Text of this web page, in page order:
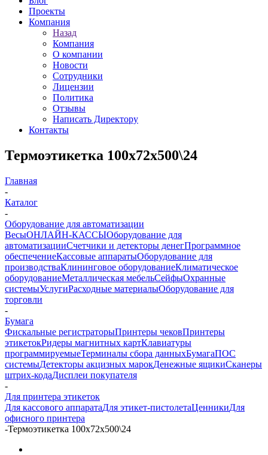
Проекты
Компания
Назад
Компания
О компании
Новости
Сотрудники
Лицензии
Политика
Отзывы
Написать Директору
Контакты
Термоэтикетка 100х72х500\24
Главная
-
Каталог
-
Оборудование для автоматизации
ВесыОНЛАЙН-КАССЫОборудование для
автоматизацииСчетчики и детекторы денегПрограммное
обеспечениеКассовые аппаратыОборудование для
производстваКлининговое оборудованиеКлиматическое
оборудованиеМеталлическая мебельСейфыОхранные
системыУслугиРасходные материалыОборудование для
торговли
-
Бумага
Фискальные регистраторыПринтеры чековПринтеры
этикетокРидеры магнитных картКлавиатуры
программируемыеТерминалы сбора данныхБумагаПОС
системыДетекторы акцизных марокДенежные ящикиСканеры
штрих-кодаДисплеи покупателя
-
Для принтера этикеток
Для кассового аппаратаДля этикет-пистолетаЦенникиДля
офисного принтера
-Термоэтикетка 100х72х500\24